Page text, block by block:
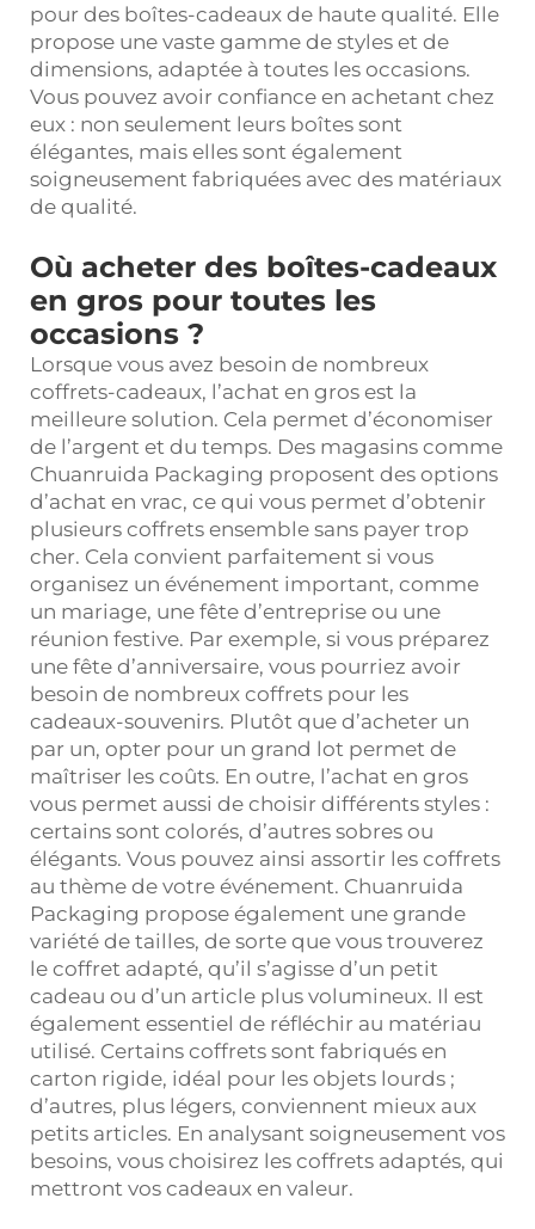
pour des boîtes-cadeaux de haute qualité. Elle
propose une vaste gamme de styles et de
dimensions, adaptée à toutes les occasions.
Vous pouvez avoir confiance en achetant chez
eux : non seulement leurs boîtes sont
élégantes, mais elles sont également
soigneusement fabriquées avec des matériaux
de qualité.
Où acheter des boîtes-cadeaux
en gros pour toutes les
occasions ?
Lorsque vous avez besoin de nombreux
coffrets-cadeaux, l’achat en gros est la
meilleure solution. Cela permet d’économiser
de l’argent et du temps. Des magasins comme
Chuanruida Packaging proposent des options
d’achat en vrac, ce qui vous permet d’obtenir
plusieurs coffrets ensemble sans payer trop
cher. Cela convient parfaitement si vous
organisez un événement important, comme
un mariage, une fête d’entreprise ou une
réunion festive. Par exemple, si vous préparez
une fête d’anniversaire, vous pourriez avoir
besoin de nombreux coffrets pour les
cadeaux-souvenirs. Plutôt que d’acheter un
par un, opter pour un grand lot permet de
maîtriser les coûts. En outre, l’achat en gros
vous permet aussi de choisir différents styles :
certains sont colorés, d’autres sobres ou
élégants. Vous pouvez ainsi assortir les coffrets
au thème de votre événement. Chuanruida
Packaging propose également une grande
variété de tailles, de sorte que vous trouverez
le coffret adapté, qu’il s’agisse d’un petit
cadeau ou d’un article plus volumineux. Il est
également essentiel de réfléchir au matériau
utilisé. Certains coffrets sont fabriqués en
carton rigide, idéal pour les objets lourds ;
d’autres, plus légers, conviennent mieux aux
petits articles. En analysant soigneusement vos
besoins, vous choisirez les coffrets adaptés, qui
mettront vos cadeaux en valeur.